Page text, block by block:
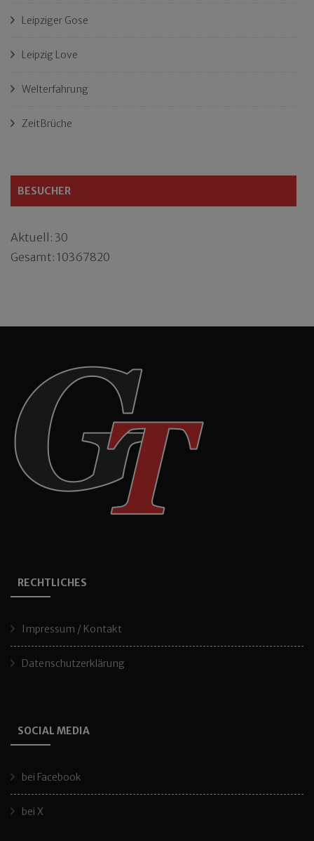
Leipziger Gose
Leipzig Love
Welterfahrung
ZeitBrüche
BESUCHER
Aktuell: 30
Gesamt: 10367820
RECHTLICHES
Impressum / Kontakt
Datenschutzerklärung
SOCIAL MEDIA
bei Facebook
bei X